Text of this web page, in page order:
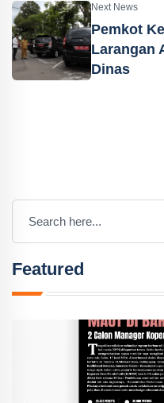
Next News
Pemkot
Larangan
Dinas
Featured